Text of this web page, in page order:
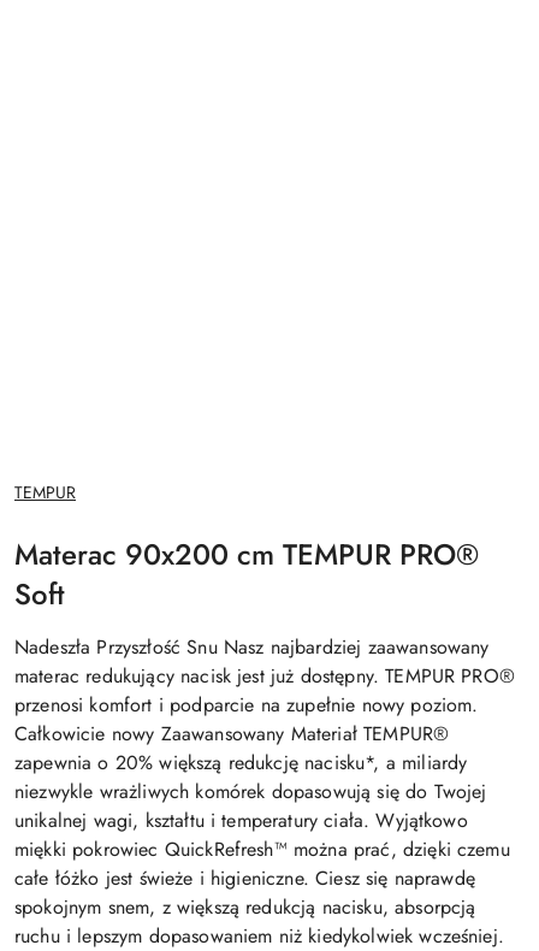
NAZWA
PRODUCENTA:
TEMPUR
Materac 90x200 cm TEMPUR PRO®
Soft
Nadeszła Przyszłość Snu Nasz najbardziej zaawansowany
materac redukujący nacisk jest już dostępny. TEMPUR PRO®
przenosi komfort i podparcie na zupełnie nowy poziom.
Całkowicie nowy Zaawansowany Materiał TEMPUR®
zapewnia o 20% większą redukcję nacisku*, a miliardy
niezwykle wrażliwych komórek dopasowują się do Twojej
unikalnej wagi, kształtu i temperatury ciała. Wyjątkowo
miękki pokrowiec QuickRefresh™ można prać, dzięki czemu
całe łóżko jest świeże i higieniczne. Ciesz się naprawdę
spokojnym snem, z większą redukcją nacisku, absorpcją
ruchu i lepszym dopasowaniem niż kiedykolwiek wcześniej.